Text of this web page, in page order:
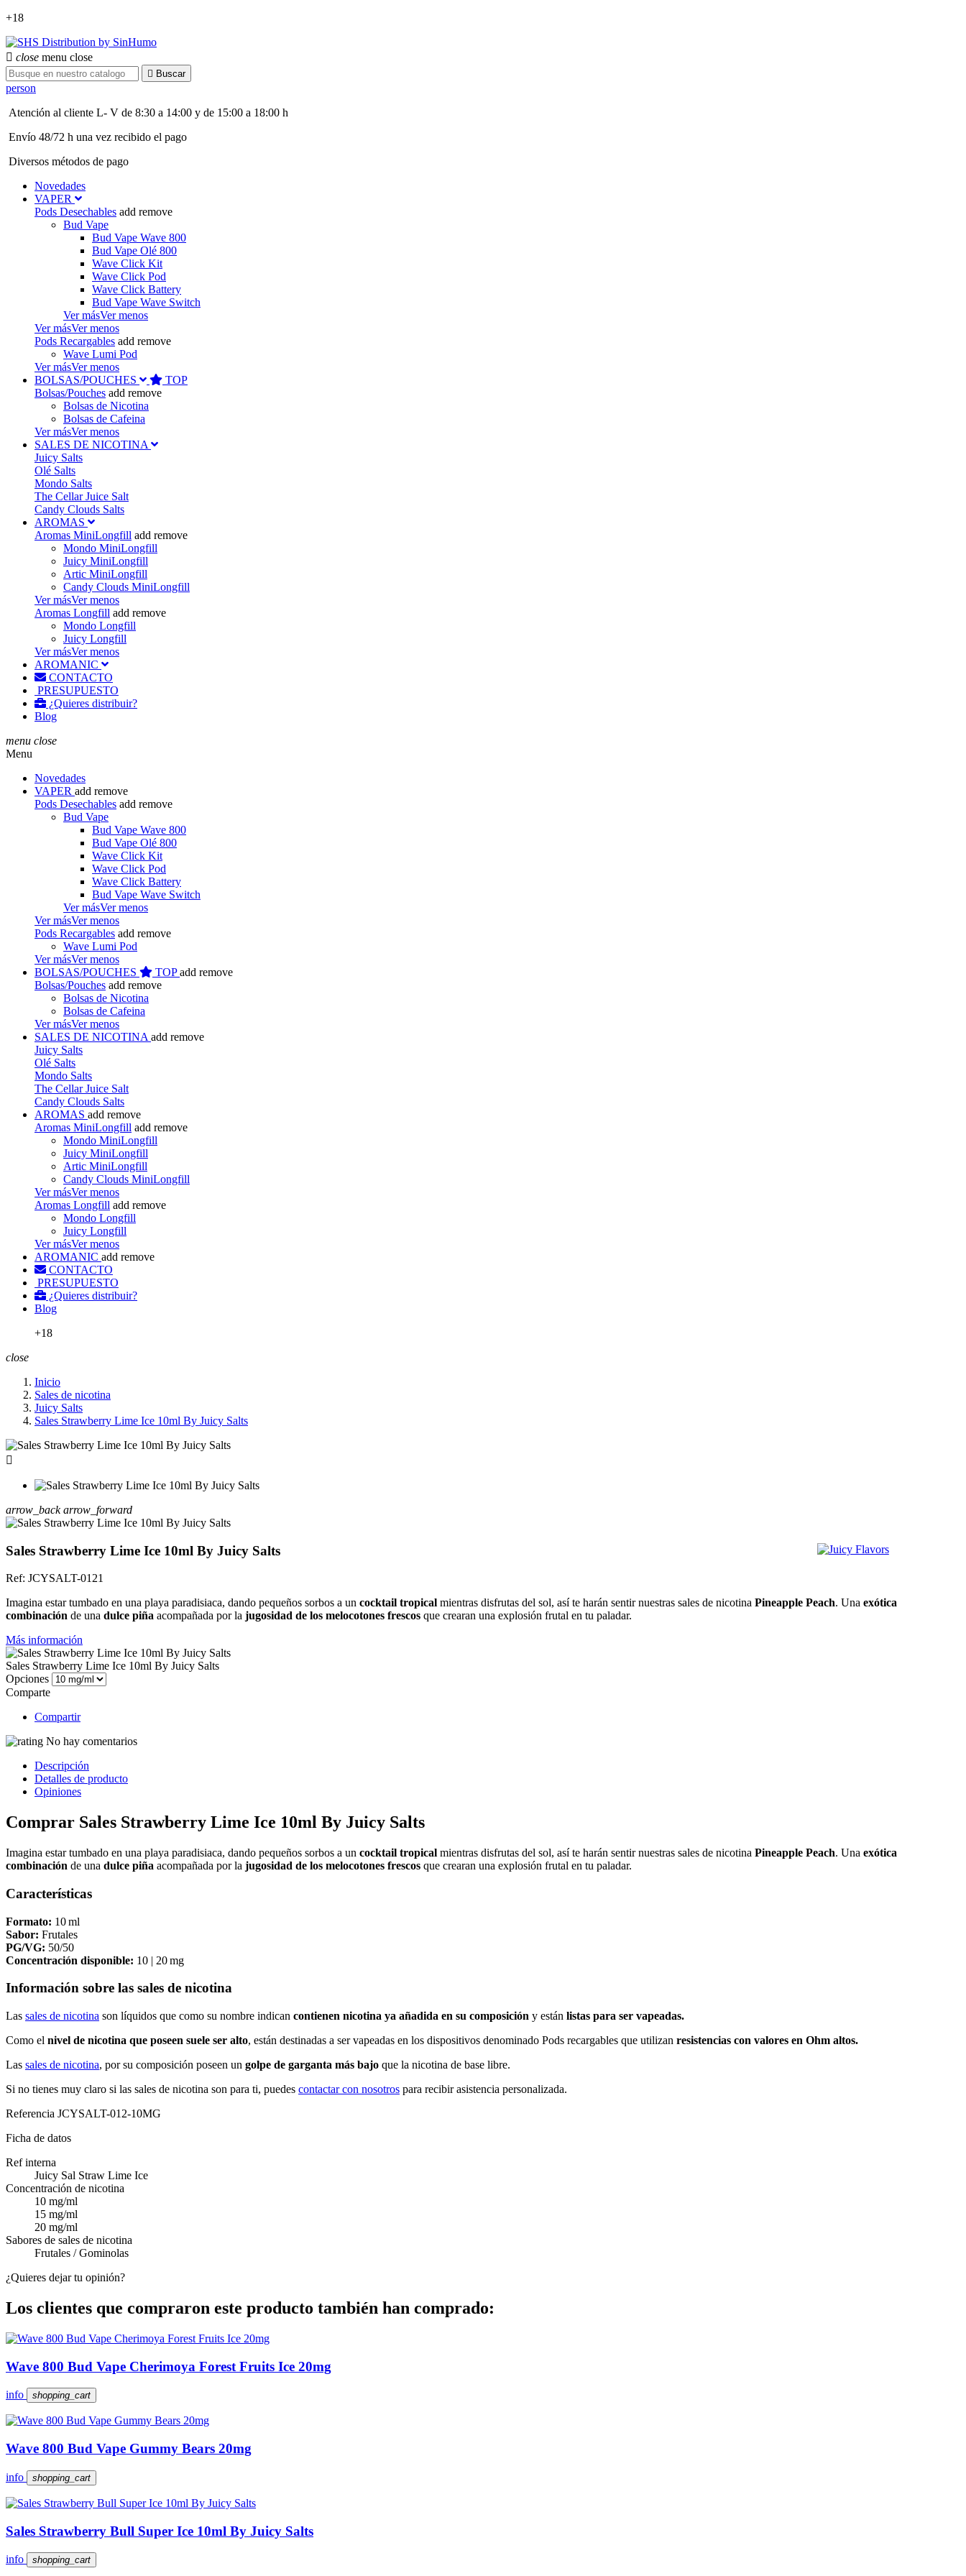
+18
 close menu close
 Buscar
person
Atención al cliente L- V de 8:30 a 14:00 y de 15:00 a 18:00 h
Envío 48/72 h una vez recibido el pago
Diversos métodos de pago
Novedades
VAPER
Pods Desechables add remove
Bud Vape
Bud Vape Wave 800
Bud Vape Olé 800
Wave Click Kit
Wave Click Pod
Wave Click Battery
Bud Vape Wave Switch
Ver másVer menos
Ver másVer menos
Pods Recargables add remove
Wave Lumi Pod
Ver másVer menos
BOLSAS/POUCHES
TOP
Bolsas/Pouches add remove
Bolsas de Nicotina
Bolsas de Cafeina
Ver másVer menos
SALES DE NICOTINA
Juicy Salts
Olé Salts
Mondo Salts
The Cellar Juice Salt
Candy Clouds Salts
AROMAS
Aromas MiniLongfill add remove
Mondo MiniLongfill
Juicy MiniLongfill
Artic MiniLongfill
Candy Clouds MiniLongfill
Ver másVer menos
Aromas Longfill add remove
Mondo Longfill
Juicy Longfill
Ver másVer menos
AROMANIC
CONTACTO
PRESUPUESTO
¿Quieres distribuir?
Blog
menu close
Menu
Novedades
VAPER add remove
Pods Desechables add remove
Bud Vape
Bud Vape Wave 800
Bud Vape Olé 800
Wave Click Kit
Wave Click Pod
Wave Click Battery
Bud Vape Wave Switch
Ver másVer menos
Ver másVer menos
Pods Recargables add remove
Wave Lumi Pod
Ver másVer menos
BOLSAS/POUCHES
TOPadd remove
Bolsas/Pouches add remove
Bolsas de Nicotina
Bolsas de Cafeina
Ver másVer menos
SALES DE NICOTINA add remove
Juicy Salts
Olé Salts
Mondo Salts
The Cellar Juice Salt
Candy Clouds Salts
AROMAS add remove
Aromas MiniLongfill add remove
Mondo MiniLongfill
Juicy MiniLongfill
Artic MiniLongfill
Candy Clouds MiniLongfill
Ver másVer menos
Aromas Longfill add remove
Mondo Longfill
Juicy Longfill
Ver másVer menos
AROMANIC add remove
CONTACTO
PRESUPUESTO
¿Quieres distribuir?
Blog
+18
close
Inicio
Sales de nicotina
Juicy Salts
Sales Strawberry Lime Ice 10ml By Juicy Salts

arrow_back arrow_forward
Sales Strawberry Lime Ice 10ml By Juicy Salts
Ref: JCYSALT-0121
Imagina estar tumbado en una playa paradisiaca, dando pequeños sorbos a un cocktail tropical mientras disfrutas del sol, así te harán sentir nuestras sales de nicotina Pineapple Peach. Una exótica
combinación de una dulce piña acompañada por la jugosidad de los melocotones frescos que crearan una explosión frutal en tu paladar.
Más información
Sales Strawberry Lime Ice 10ml By Juicy Salts
Opciones
Comparte
Compartir
No hay comentarios
Descripción
Detalles de producto
Opiniones
Comprar Sales Strawberry Lime Ice 10ml By Juicy Salts
Imagina estar tumbado en una playa paradisiaca, dando pequeños sorbos a un cocktail tropical mientras disfrutas del sol, así te harán sentir nuestras sales de nicotina Pineapple Peach. Una exótica
combinación de una dulce piña acompañada por la jugosidad de los melocotones frescos que crearan una explosión frutal en tu paladar.
Características
Formato: 10 ml
Sabor: Frutales
PG/VG: 50/50
Concentración disponible: 10 | 20 mg
Información sobre las sales de nicotina
Las sales de nicotina son líquidos que como su nombre indican contienen nicotina ya añadida en su composición y están listas para ser vapeadas.
Como el nivel de nicotina que poseen suele ser alto, están destinadas a ser vapeadas en los dispositivos denominado Pods recargables que utilizan resistencias con valores en Ohm altos.
Las sales de nicotina, por su composición poseen un golpe de garganta más bajo que la nicotina de base libre.
Si no tienes muy claro si las sales de nicotina son para ti, puedes contactar con nosotros para recibir asistencia personalizada.
Referencia JCYSALT-012-10MG
Ficha de datos
Ref interna
Juicy Sal Straw Lime Ice
Concentración de nicotina
10 mg/ml
15 mg/ml
20 mg/ml
Sabores de sales de nicotina
Frutales / Gominolas
¿Quieres dejar tu opinión?
Los clientes que compraron este producto también han comprado:
Wave 800 Bud Vape Cherimoya Forest Fruits Ice 20mg
info shopping_cart
Wave 800 Bud Vape Gummy Bears 20mg
info shopping_cart
Sales Strawberry Bull Super Ice 10ml By Juicy Salts
info shopping_cart